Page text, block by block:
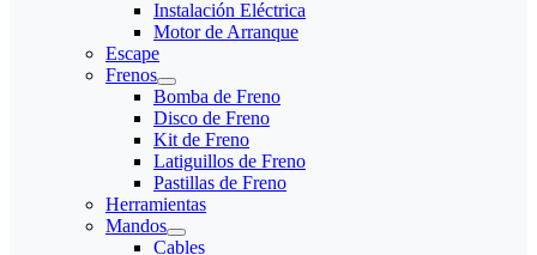
Instalación Eléctrica
Motor de Arranque
Escape
Frenos
Bomba de Freno
Disco de Freno
Kit de Freno
Latiguillos de Freno
Pastillas de Freno
Herramientas
Mandos
Cables